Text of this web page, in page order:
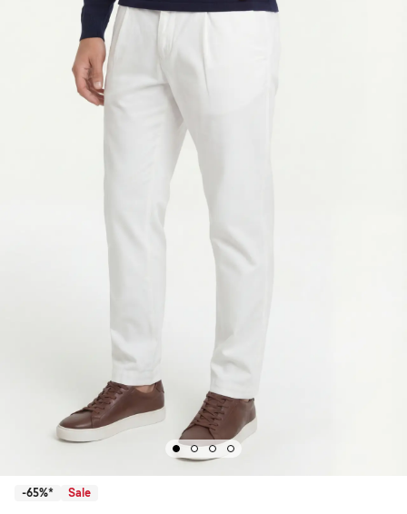
-65%* Sale